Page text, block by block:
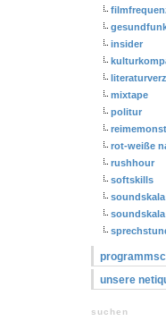
insider
mixtape
politur
rot-weiße
rushhour
softskills
soundskala
unsere
suchen